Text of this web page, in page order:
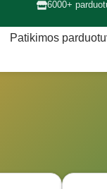
6000+
Patikimos